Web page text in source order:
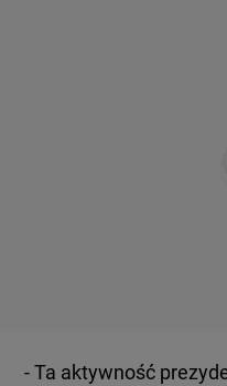
- Ta aktywność